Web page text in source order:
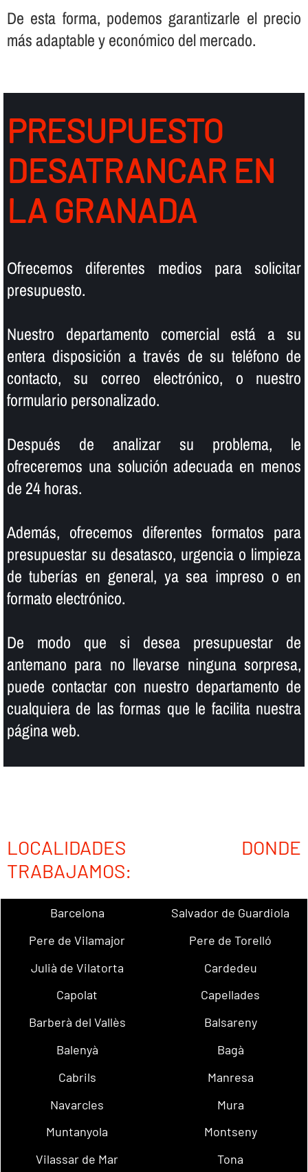
De esta forma, podemos garantizarle el precio
más adaptable y económico del mercado.
PRESUPUESTO
DESATRANCAR EN
LA GRANADA
Ofrecemos diferentes medios para solicitar
presupuesto.
Nuestro departamento comercial está a su
entera disposición a través de su teléfono de
contacto, su correo electrónico, o nuestro
formulario personalizado.
Después de analizar su problema, le
ofreceremos una solución adecuada en menos
de 24 horas.
Además, ofrecemos diferentes formatos para
presupuestar su desatasco, urgencia o limpieza
de tuberí­as en general, ya sea impreso o en
formato electrónico.
De modo que si desea presupuestar de
antemano para no llevarse ninguna sorpresa,
puede contactar con nuestro departamento de
cualquiera de las formas que le facilita nuestra
página web.
LOCALIDADES DONDE
TRABAJAMOS:
Barcelona
Salvador de Guardiola
Pere de Vilamajor
Pere de Torelló
Julià de Vilatorta
Cardedeu
Capolat
Capellades
Barberà del Vallès
Balsareny
Balenyà
Bagà
Cabrils
Manresa
Navarcles
Mura
Muntanyola
Montseny
Vilassar de Mar
Tona